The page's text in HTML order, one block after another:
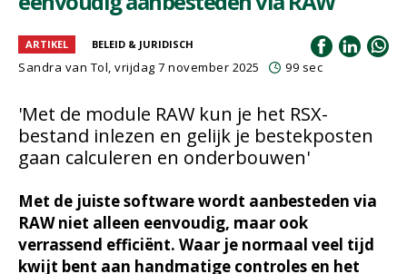
ARTIKEL BELEID & JURIDISCH
Sandra van Tol, vrijdag 7 november 2025 99 sec
'Met de module RAW kun je het RSX-
bestand inlezen en gelijk je bestekposten
gaan calculeren en onderbouwen'
Met de juiste software wordt aanbesteden via
RAW niet alleen eenvoudig, maar ook
verrassend efficiënt. Waar je normaal veel tijd
kwijt bent aan handmatige controles en het